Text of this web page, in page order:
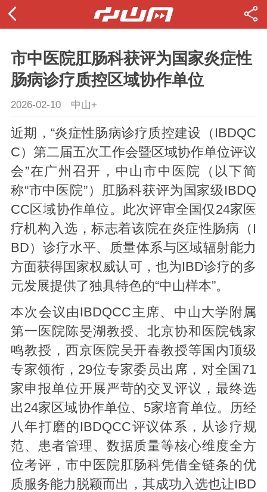
市中医院肛肠科获评为国家炎症性
肠病诊疗质控区域协作单位
2026-02-10 中山+
近期，“炎症性肠病诊疗质控建设（IBDQC
C）第二届五次工作会暨区域协作单位评议
会”在广州召开，中山市中医院（以下简
称“市中医院”）肛肠科获评为国家级IBDQ
CC区域协作单位。此次评审全国仅24家医
疗机构入选，标志着该院在炎症性肠病（I
BD）诊疗水平、质量体系与区域辐射能力
方面获得国家权威认可，也为IBD诊疗的多
元发展提供了独具特色的“中山样本”。
本次会议由IBDQCC主席、中山大学附属
第一医院陈旻湖教授、北京协和医院钱家
鸣教授，西京医院吴开春教授等国内顶级
专家领衔，29位专家委员出席，对全国71
家申报单位开展严苛的交叉评议，最终选
出24家区域协作单位、5家培育单位。历经
八年打磨的IBDQCC评议体系，从诊疗规
范、患者管理、数据质量等核心维度全方
位考评，市中医院肛肠科凭借全链条的优
质服务能力脱颖而出，其成功入选也让IBD